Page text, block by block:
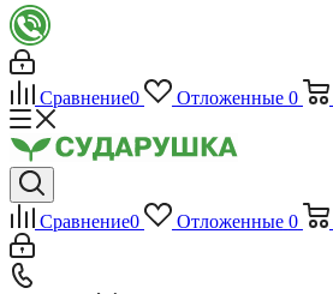
Сравнение0 Отложенные 0
Сравнение0 Отложенные 0